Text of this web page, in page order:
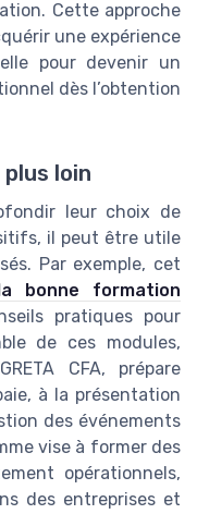
Cette approche
une expérience
pour devenir un
dès l’obtention
loin
leur choix de
il peut être utile
Par exemple, cet
bonne formation
pratiques pour
de ces modules,
CFA, prépare
à la présentation
des événements
vise à former des
opérationnels,
des entreprises et